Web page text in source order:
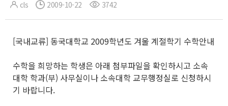
cls 2009-10-22 3742
[국내교류] 동국대학교 2009학년도 겨울 계절학기 수학안내
수학을 희망하는 학생은 아래 첨부파일을 확인하시고 소속
대학 학과(부) 사무실이나 소속대학 교무행정실로 신청하시
기 바랍니다.